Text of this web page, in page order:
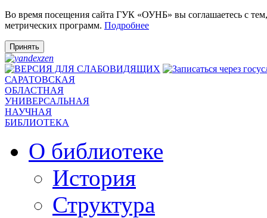
Во время посещения сайта ГУК «ОУНБ» вы соглашаетесь с
метрических программ. Подробнее
Принять
САРАТОВСКАЯ
ОБЛАСТНАЯ
УНИВЕРСАЛЬНАЯ
НАУЧНАЯ
БИБЛИОТЕКА
О библиотеке
История
Структура